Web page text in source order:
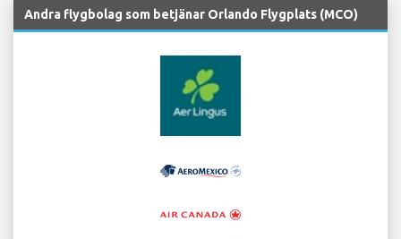
Andra flygbolag som betjänar Orlando Flygplats (MCO)